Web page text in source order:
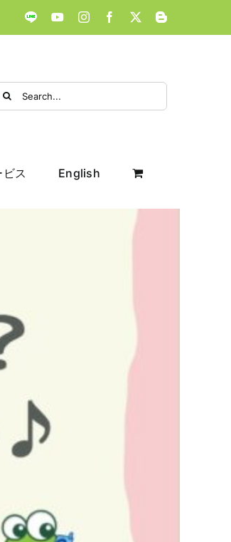
LINE YouTubeInstagramFacebook
X Blogger
Search
ス English